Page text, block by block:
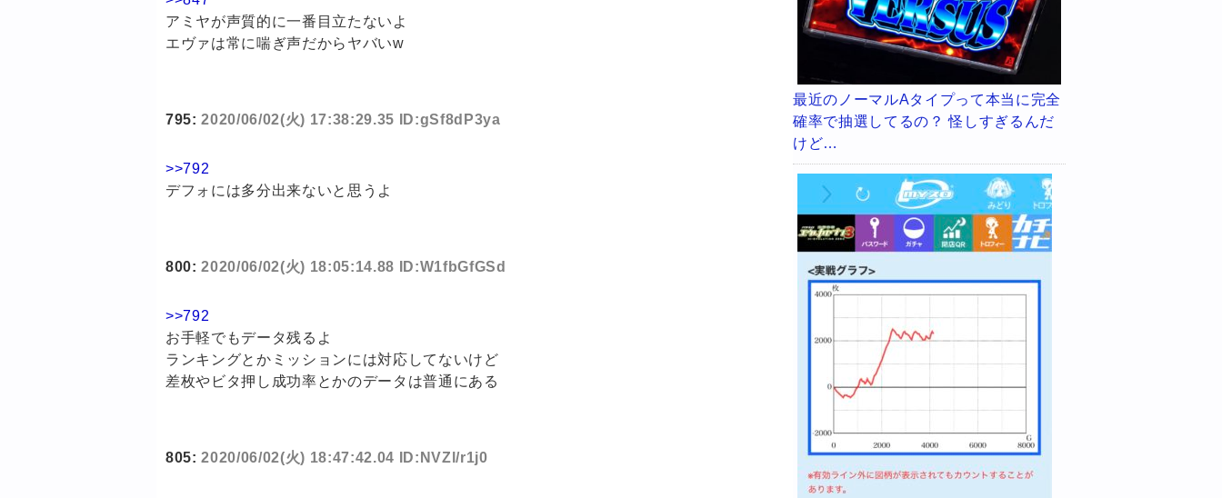
アミヤが声質的に一番目立たないよ
エヴァは常に喘ぎ声だからヤバいw
795:2020/06/02(火) 17:38:29.35 ID:gSf8dP3ya
>>792
デフォには多分出来ないと思うよ
800:2020/06/02(火) 18:05:14.88 ID:W1fbGfGSd
>>792
お手軽でもデータ残るよ
ランキングとかミッションには対応してないけど
差枚やビタ押し成功率とかのデータは普通にある
805:2020/06/02(火) 18:47:42.04 ID:NVZl/r1j0
最近のノーマルAタイプって本当に完全
確率で抽選してるの？ 怪しすぎるんだ
けど…